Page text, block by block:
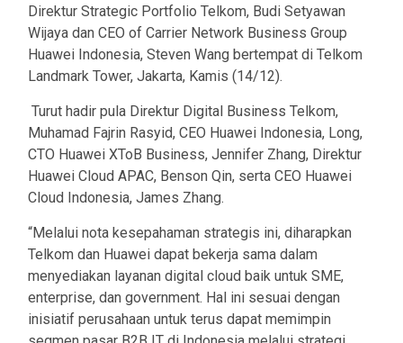
Direktur Strategic Portfolio Telkom, Budi Setyawan
Wijaya dan CEO of Carrier Network Business Group
Huawei Indonesia, Steven Wang bertempat di Telkom
Landmark Tower, Jakarta, Kamis (14/12).
Turut hadir pula Direktur Digital Business Telkom,
Muhamad Fajrin Rasyid, CEO Huawei Indonesia, Long,
CTO Huawei XToB Business, Jennifer Zhang, Direktur
Huawei Cloud APAC, Benson Qin, serta CEO Huawei
Cloud Indonesia, James Zhang.
“Melalui nota kesepahaman strategis ini, diharapkan
Telkom dan Huawei dapat bekerja sama dalam
menyediakan layanan digital cloud baik untuk SME,
enterprise, dan government. Hal ini sesuai dengan
inisiatif perusahaan untuk terus dapat memimpin